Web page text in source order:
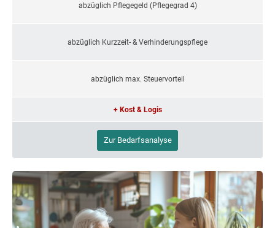
abzüglich Pflegegeld (Pflegegrad 4)
abzüglich Kurzzeit- & Verhinderungspflege
abzüglich max. Steuervorteil
+ Kost & Logis
Zur Bedarfsanalyse